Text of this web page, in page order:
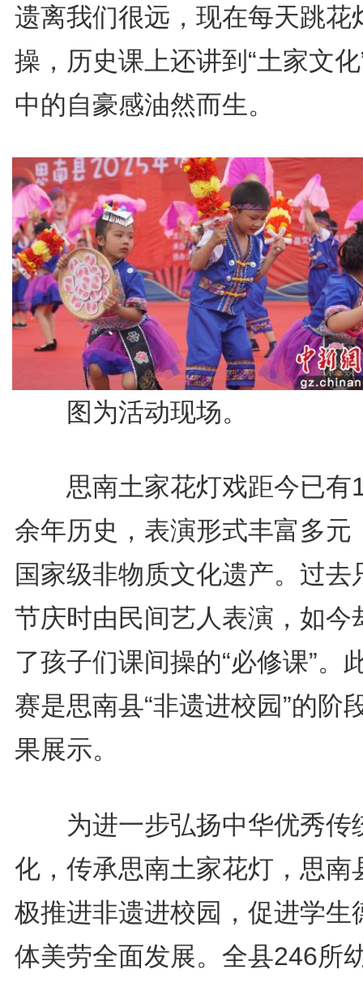
遗离我们很远，现在每天跳花
操，历史课上还讲到“土家文
中的自豪感油然而生。
图为活动现场。
思南土家花灯戏距今已有
余年历史，表演形式丰富多元
国家级非物质文化遗产。过去
节庆时由民间艺人表演，如今
了孩子们课间操的“必修课”。
赛是思南县“非遗进校园”的阶
果展示。
为进一步弘扬中华优秀传
化，传承思南土家花灯，思南
极推进非遗进校园，促进学生
体美劳全面发展。全县246所